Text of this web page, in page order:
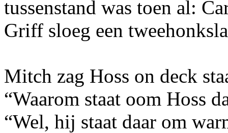
tussenstand was toen al:
Griff sloeg een
Mitch zag Hoss on deck
“Waarom staat oom Hoss
“Wel, hij staat daar om